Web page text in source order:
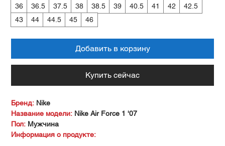
36
36.5 37.5 38 38.5 39 40.5 41 42
42.5
43
44 44.5 45 46
Добавить в корзину
Купить сейчас
Бренд: Nike
Название модели: Nike Air Force 1 '07
Пол: Мужчина
Информация о продукте: